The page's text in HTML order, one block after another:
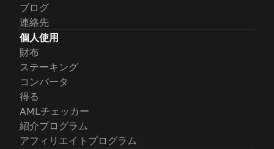
ブログ
連絡先
個人使用
財布
ステーキング
コンバータ
得る
AMLチェッカー
紹介プログラム
アフィリエイトプログラム